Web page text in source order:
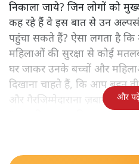
निकाला जाये? जिन लोगों को
कह रहे हैं वे इस बात से उन
पहुंचा सकते हैं? ऐसा लगता है कि
महिलाओं की सुरक्षा से कोई
घर जाकर उनके बच्चों और
दिखाना चाहते हैं, कि आप बहुत
और गैरजिम्मेदाराना ज़बान यहीं
और